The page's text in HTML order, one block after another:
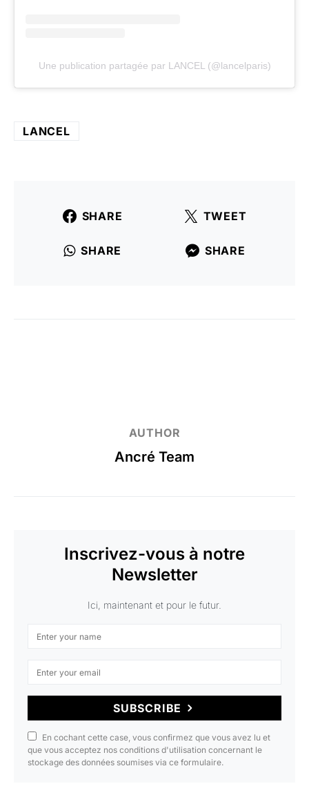
Une publication partagée par LANCEL (@lancelparis)
LANCEL
SHARE TWEET
SHARE SHARE
AUTHOR
Ancré Team
Inscrivez-vous à notre
Newsletter
Ici, maintenant et pour le futur.
SUBSCRIBE
En cochant cette case, vous confirmez que vous avez lu et
que vous acceptez nos conditions d'utilisation concernant le
stockage des données soumises via ce formulaire.